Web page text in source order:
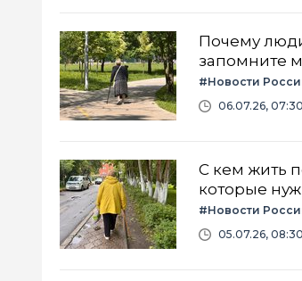
Почему
запомните
#Новости
06.07.26, 07:30
С кем жить
которые
#Новости
05.07.26, 08:30